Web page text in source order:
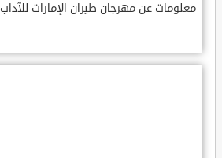
معلومات عن مهرجان طيران الإمارات للآداب